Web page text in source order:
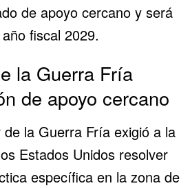
de apoyo cercano y será
fiscal 2029.
la Guerra Fría
de apoyo cercano
la Guerra Fría exigió a la
Estados Unidos resolver
específica en la zona de